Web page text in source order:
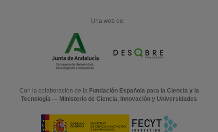
Una web de:
Con la colaboración de la Fundación Española para la Ciencia y la
Tecnología — Ministerio de Ciencia, Innovación y Universidades